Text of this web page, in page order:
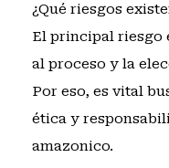
¿Qué riesgos
El principal riesgo
al proceso y la
Por eso, es vital
ética y
amazonico.